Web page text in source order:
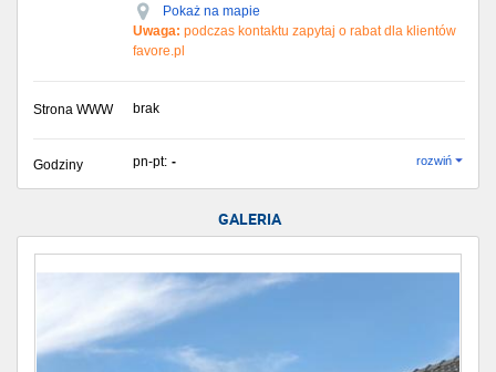
Pokaż na mapie
Uwaga: podczas kontaktu zapytaj o rabat dla klientów
favore.pl
Strona WWW brak
Godziny pn-pt: - rozwiń
GALERIA